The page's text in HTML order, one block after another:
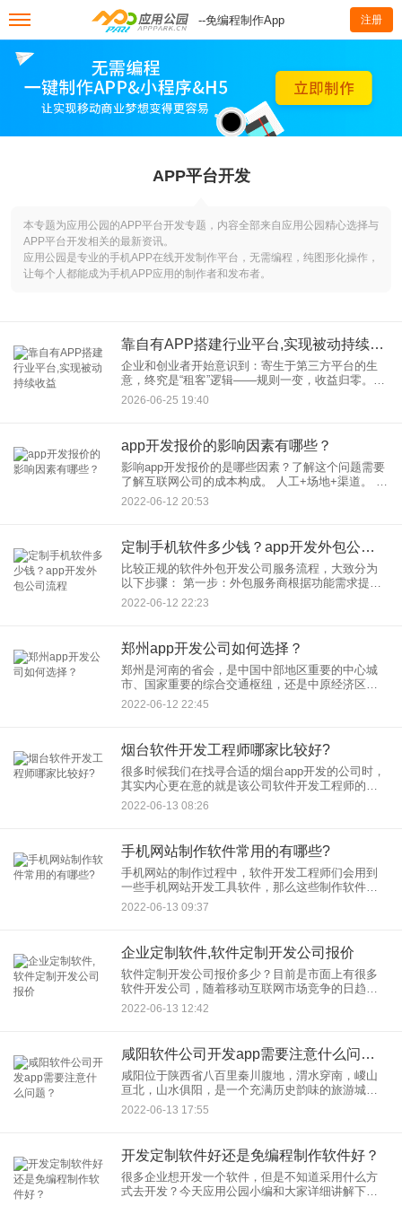
--免编程制作App 注册
APP平台开发
本专题为应用公园的APP平台开发专题，内容全部来自应用公园精心选择与
APP平台开发相关的最新资讯。
应用公园是专业的手机APP在线开发制作平台，无需编程，纯图形化操作，
让每个人都能成为手机APP应用的制作者和发布者。
靠自有APP搭建行业平台,实现被动持续收益
企业和创业者开始意识到：寄生于第三方平台的生
意，终究是“租客”逻辑——规则一变，收益归零。而
搭建自有APP平台，正在成为各行业构建长期竞争
2026-06-25 19:40
app开发报价的影响因素有哪些？
影响app开发报价的是哪些因素？了解这个问题需要
了解互联网公司的成本构成。 人工+场地+渠道。 互
联网软件开发公司的成本大头是“人工”，75%人工 +
10%运营渠道 + 15%其他（场
2022-06-12 20:53
定制手机软件多少钱？app开发外包公司流程
比较正规的软件外包开发公司服务流程，大致分为
以下步骤： 第一步：外包服务商根据功能需求提供
工时报价以及技术实现方案，以及客户现场讲解。
可以从中分辨团队的能力和可靠度。 第二步：进入
2022-06-12 22:23
郑州app开发公司如何选择？
郑州是河南的省会，是中国中部地区重要的中心城
市、国家重要的综合交通枢纽，还是中原经济区核
心城市，在郑州app开发需求还是挺多的，app开发
公司也有很多，但是很多良莠不齐，所以要从多方
2022-06-12 22:45
烟台软件开发工程师哪家比较好?
很多时候我们在找寻合适的烟台app开发的公司时，
其实内心更在意的就是该公司软件开发工程师的实
力了，那么烟台软件开发工程师哪家比较好呢？ 不
管是网络上有关该公
2022-06-13 08:26
手机网站制作软件常用的有哪些?
手机网站的制作过程中，软件开发工程师们会用到
一些手机网站开发工具软件，那么这些制作软件常
用的有哪些呢？ 一般来说，手机网站开发跟PC端网
站开发用到的软件开发工具大
2022-06-13 09:37
企业定制软件,软件定制开发公司报价
软件定制开发公司报价多少？目前是市面上有很多
软件开发公司，随着移动互联网市场竞争的日趋激
烈，不少传统企业商家也纷纷把线下业务布局到线
上，此时开发一个移动软件应用就成为了打开线上
2022-06-13 12:42
咸阳软件公司开发app需要注意什么问题？
咸阳位于陕西省八百里秦川腹地，渭水穿南，嵕山
亘北，山水俱阳，是一个充满历史韵味的旅游城
市。在咸阳，对于旅游方面的软件开发非常多，不
过你知道软件公司开发app需要注意什么问题吗？
2022-06-13 17:55
开发定制软件好还是免编程制作软件好？
很多企业想开发一个软件，但是不知道采用什么方
式去开发？今天应用公园小编和大家详细讲解下。